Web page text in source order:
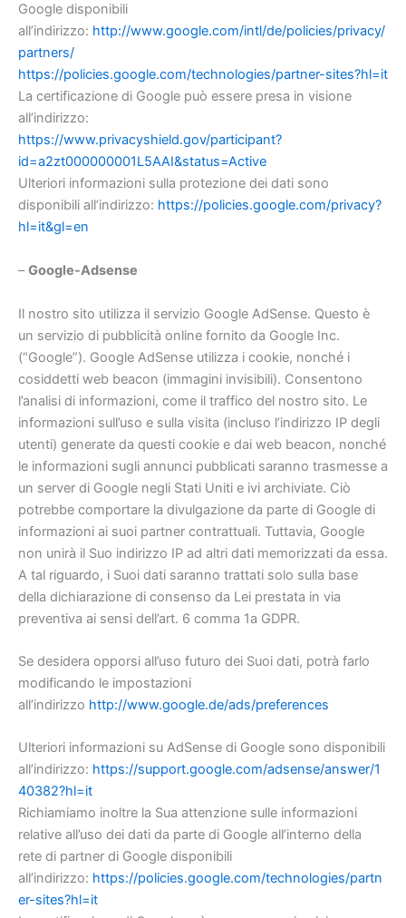
Google disponibili
all’indirizzo: http://www.google.com/intl/de/policies/privacy/
partners/
https://policies.google.com/technologies/partner-sites?hl=it
La certificazione di Google può essere presa in visione
all’indirizzo:
https://www.privacyshield.gov/participant?
id=a2zt000000001L5AAI&status=Active
Ulteriori informazioni sulla protezione dei dati sono
disponibili all’indirizzo: https://policies.google.com/privacy?
hl=it&gl=en
–Google-Adsense
Il nostro sito utilizza il servizio Google AdSense. Questo è
un servizio di pubblicità online fornito da Google Inc.
(“Google”). Google AdSense utilizza i cookie, nonché i
cosiddetti web beacon (immagini invisibili). Consentono
l’analisi di informazioni, come il traffico del nostro sito. Le
informazioni sull’uso e sulla visita (incluso l’indirizzo IP degli
utenti) generate da questi cookie e dai web beacon, nonché
le informazioni sugli annunci pubblicati saranno trasmesse a
un server di Google negli Stati Uniti e ivi archiviate. Ciò
potrebbe comportare la divulgazione da parte di Google di
informazioni ai suoi partner contrattuali. Tuttavia, Google
non unirà il Suo indirizzo IP ad altri dati memorizzati da essa.
A tal riguardo, i Suoi dati saranno trattati solo sulla base
della dichiarazione di consenso da Lei prestata in via
preventiva ai sensi dell’art. 6 comma 1a GDPR.
Se desidera opporsi all’uso futuro dei Suoi dati, potrà farlo
modificando le impostazioni
all’indirizzo http://www.google.de/ads/preferences
Ulteriori informazioni su AdSense di Google sono disponibili
all’indirizzo: https://support.google.com/adsense/answer/1
40382?hl=it
Richiamiamo inoltre la Sua attenzione sulle informazioni
relative all’uso dei dati da parte di Google all’interno della
rete di partner di Google disponibili
all’indirizzo: https://policies.google.com/technologies/partn
er-sites?hl=it